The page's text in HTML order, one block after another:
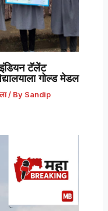
टॅलेंट
गोल्ड मेडल
/ By Sandip